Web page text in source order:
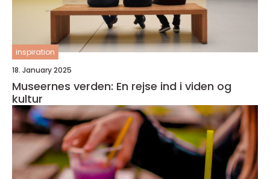
inspiration
18. January 2025
Museernes verden: En rejse ind i viden og
kultur